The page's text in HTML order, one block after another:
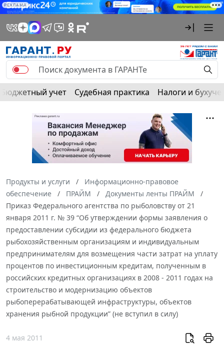
РЕКЛАМА
Бюджетный учет Судебная практика Налоги и
Продукты и услуги
Информационно-правовое
обеспечение
ПРАЙМ
Документы ленты ПРАЙМ
Приказ Федерального агентства по рыболовству от 21
января 2011 г. № 39 “Об утверждении формы заявления о
предоставлении субсидии из федерального бюджета
рыбохозяйственным организациям и индивидуальным
предпринимателям для возмещения части затрат на уплату
процентов по инвестиционным кредитам, полученным в
российских кредитных организациях в 2008 - 2011 годах на
строительство и модернизацию объектов
рыбоперерабатывающей инфраструктуры, объектов
хранения рыбной продукции” (не вступил в силу)
4 мая 2011